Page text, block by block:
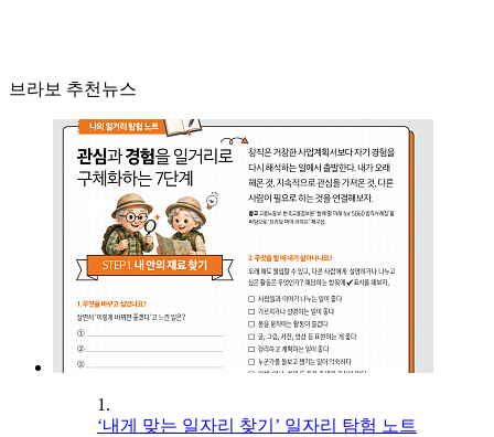
브라보 추천뉴스
1.
‘내게 맞는 일자리 찾기’ 일자리 탐험 노트